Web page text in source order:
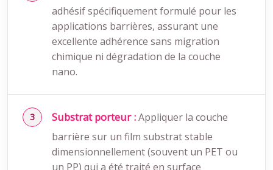
adhésif spécifiquement formulé pour les
applications barrières, assurant une
excellente adhérence sans migration
chimique ni dégradation de la couche
nano.
Substrat porteur :Appliquer la couche
barrière sur un film substrat stable
dimensionnellement (souvent un PET ou
un PP) qui a été traité en surface